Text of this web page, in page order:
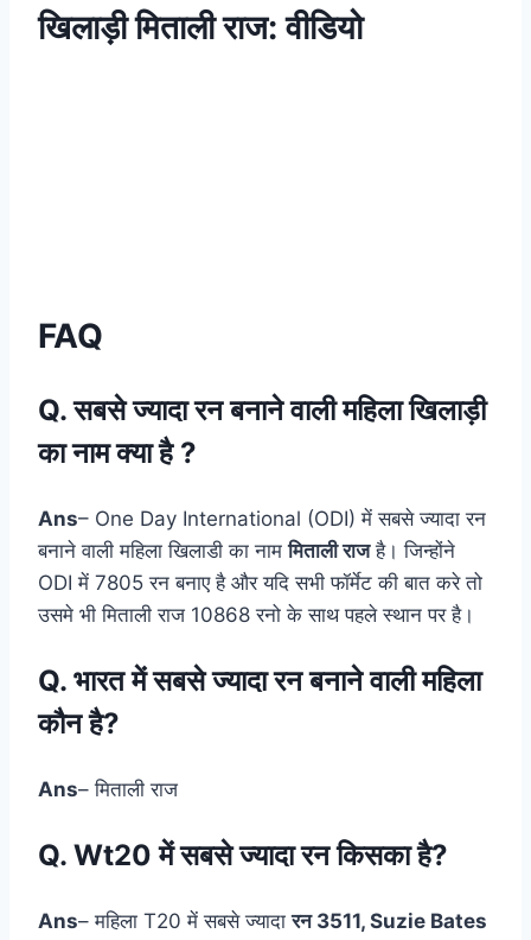
खिलाड़ी मिताली राज: वीडियो
FAQ
Q. सबसे ज्यादा रन बनाने वाली महिला खिलाड़ी
का नाम क्या है ?
Ans– One Day International (ODI) में सबसे ज्यादा रन
बनाने वाली महिला खिलाडी का नाममिताली राजहै। जिन्होंने
ODI में 7805 रन बनाए है और यदि सभी फॉर्मेट की बात करे तो
उसमे भी मिताली राज 10868 रनो के साथ पहले स्थान पर है।
Q. भारत में सबसे ज्यादा रन बनाने वाली महिला
कौन है?
Ans– मिताली राज
Q. Wt20 में सबसे ज्यादा रन किसका है?
Ans– महिला T20 में सबसे ज्यादारन 3511, Suzie Bates